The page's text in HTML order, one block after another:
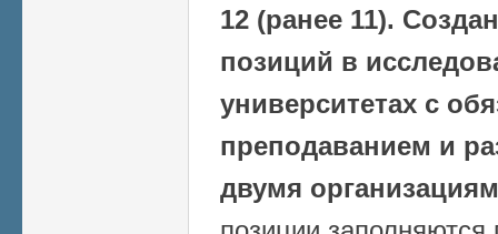
12 (ранее 11).
позиций в
университетах с
преподаванием и
двумя